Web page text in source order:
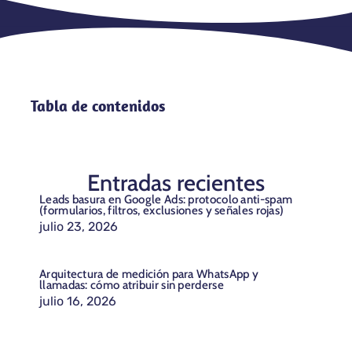
Tabla de contenidos
Entradas recientes
Leads basura en Google Ads: protocolo anti-spam
(formularios, filtros, exclusiones y señales rojas)
julio 23, 2026
Arquitectura de medición para WhatsApp y
llamadas: cómo atribuir sin perderse
julio 16, 2026